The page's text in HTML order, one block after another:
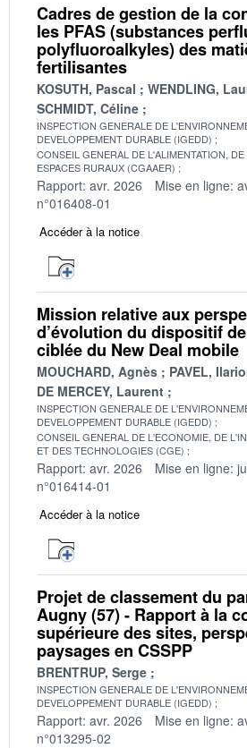
Cadres de gestion de la
les PFAS (substances
polyfluoroalkyles) des
fertilisantes
KOSUTH, Pascal
WENDLING,
SCHMIDT, Céline
INSPECTION GENERALE DE
DEVELOPPEMENT DURABLE (IGEDD)
CONSEIL GENERAL DE L'ALIMENTATION,
ESPACES RURAUX (CGAAER)
Rapport: avr. 2026 Mise en ligne:
n°016408-01
Accéder à la notice
Mission relative aux
d’évolution du dispositif
ciblée du New Deal mobile
MOUCHARD, Agnès
PAVEL,
DE MERCEY, Laurent
INSPECTION GENERALE DE
DEVELOPPEMENT DURABLE (IGEDD)
CONSEIL GENERAL DE L'ECONOMIE, DE
ET DES TECHNOLOGIES (CGE)
Rapport: avr. 2026 Mise en ligne:
n°016414-01
Accéder à la notice
Projet de classement du
Augny (57) - Rapport à la
supérieure des sites,
paysages en CSSPP
BRENTRUP, Serge
INSPECTION GENERALE DE
DEVELOPPEMENT DURABLE (IGEDD)
Rapport: avr. 2026 Mise en ligne:
n°013295-02